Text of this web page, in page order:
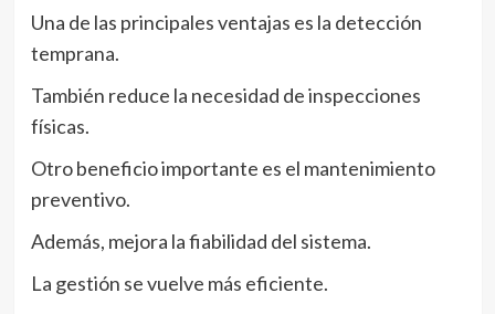
Una de las principales ventajas es la detección
temprana.
También reduce la necesidad de inspecciones
físicas.
Otro beneficio importante es el mantenimiento
preventivo.
Además, mejora la fiabilidad del sistema.
La gestión se vuelve más eficiente.